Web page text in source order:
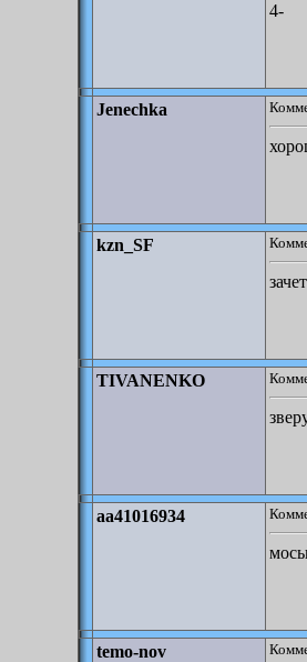
4-
Jenechka
kzn_SF
зачет
TIVANENKO
aa41016934
temo-nov